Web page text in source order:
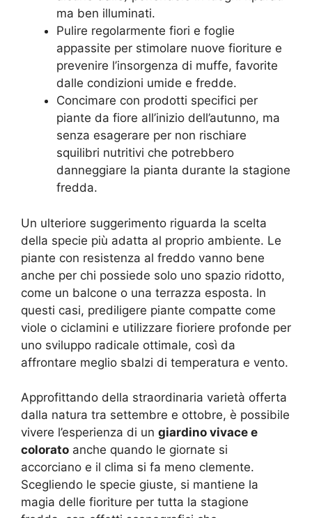
ma ben illuminati.
Pulire regolarmente fiori e foglie
appassite per stimolare nuove fioriture e
prevenire l’insorgenza di muffe, favorite
dalle condizioni umide e fredde.
Concimare con prodotti specifici per
piante da fiore all’inizio dell’autunno, ma
senza esagerare per non rischiare
squilibri nutritivi che potrebbero
danneggiare la pianta durante la stagione
fredda.
Un ulteriore suggerimento riguarda la scelta
della specie più adatta al proprio ambiente. Le
piante con resistenza al freddo vanno bene
anche per chi possiede solo uno spazio ridotto,
come un balcone o una terrazza esposta. In
questi casi, prediligere piante compatte come
viole o ciclamini e utilizzare fioriere profonde per
uno sviluppo radicale ottimale, così da
affrontare meglio sbalzi di temperatura e vento.
Approfittando della straordinaria varietà offerta
dalla natura tra settembre e ottobre, è possibile
vivere l’esperienza di un giardino vivace e
colorato anche quando le giornate si
accorciano e il clima si fa meno clemente.
Scegliendo le specie giuste, si mantiene la
magia delle fioriture per tutta la stagione